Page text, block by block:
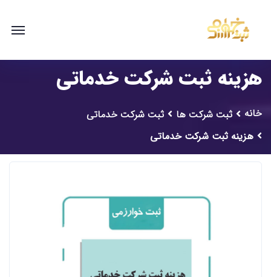
هزینه ثبت شرکت خدماتی
خانه ثبت شرکت ها
ثبت شرکت خدماتی
هزینه ثبت شرکت خدماتی